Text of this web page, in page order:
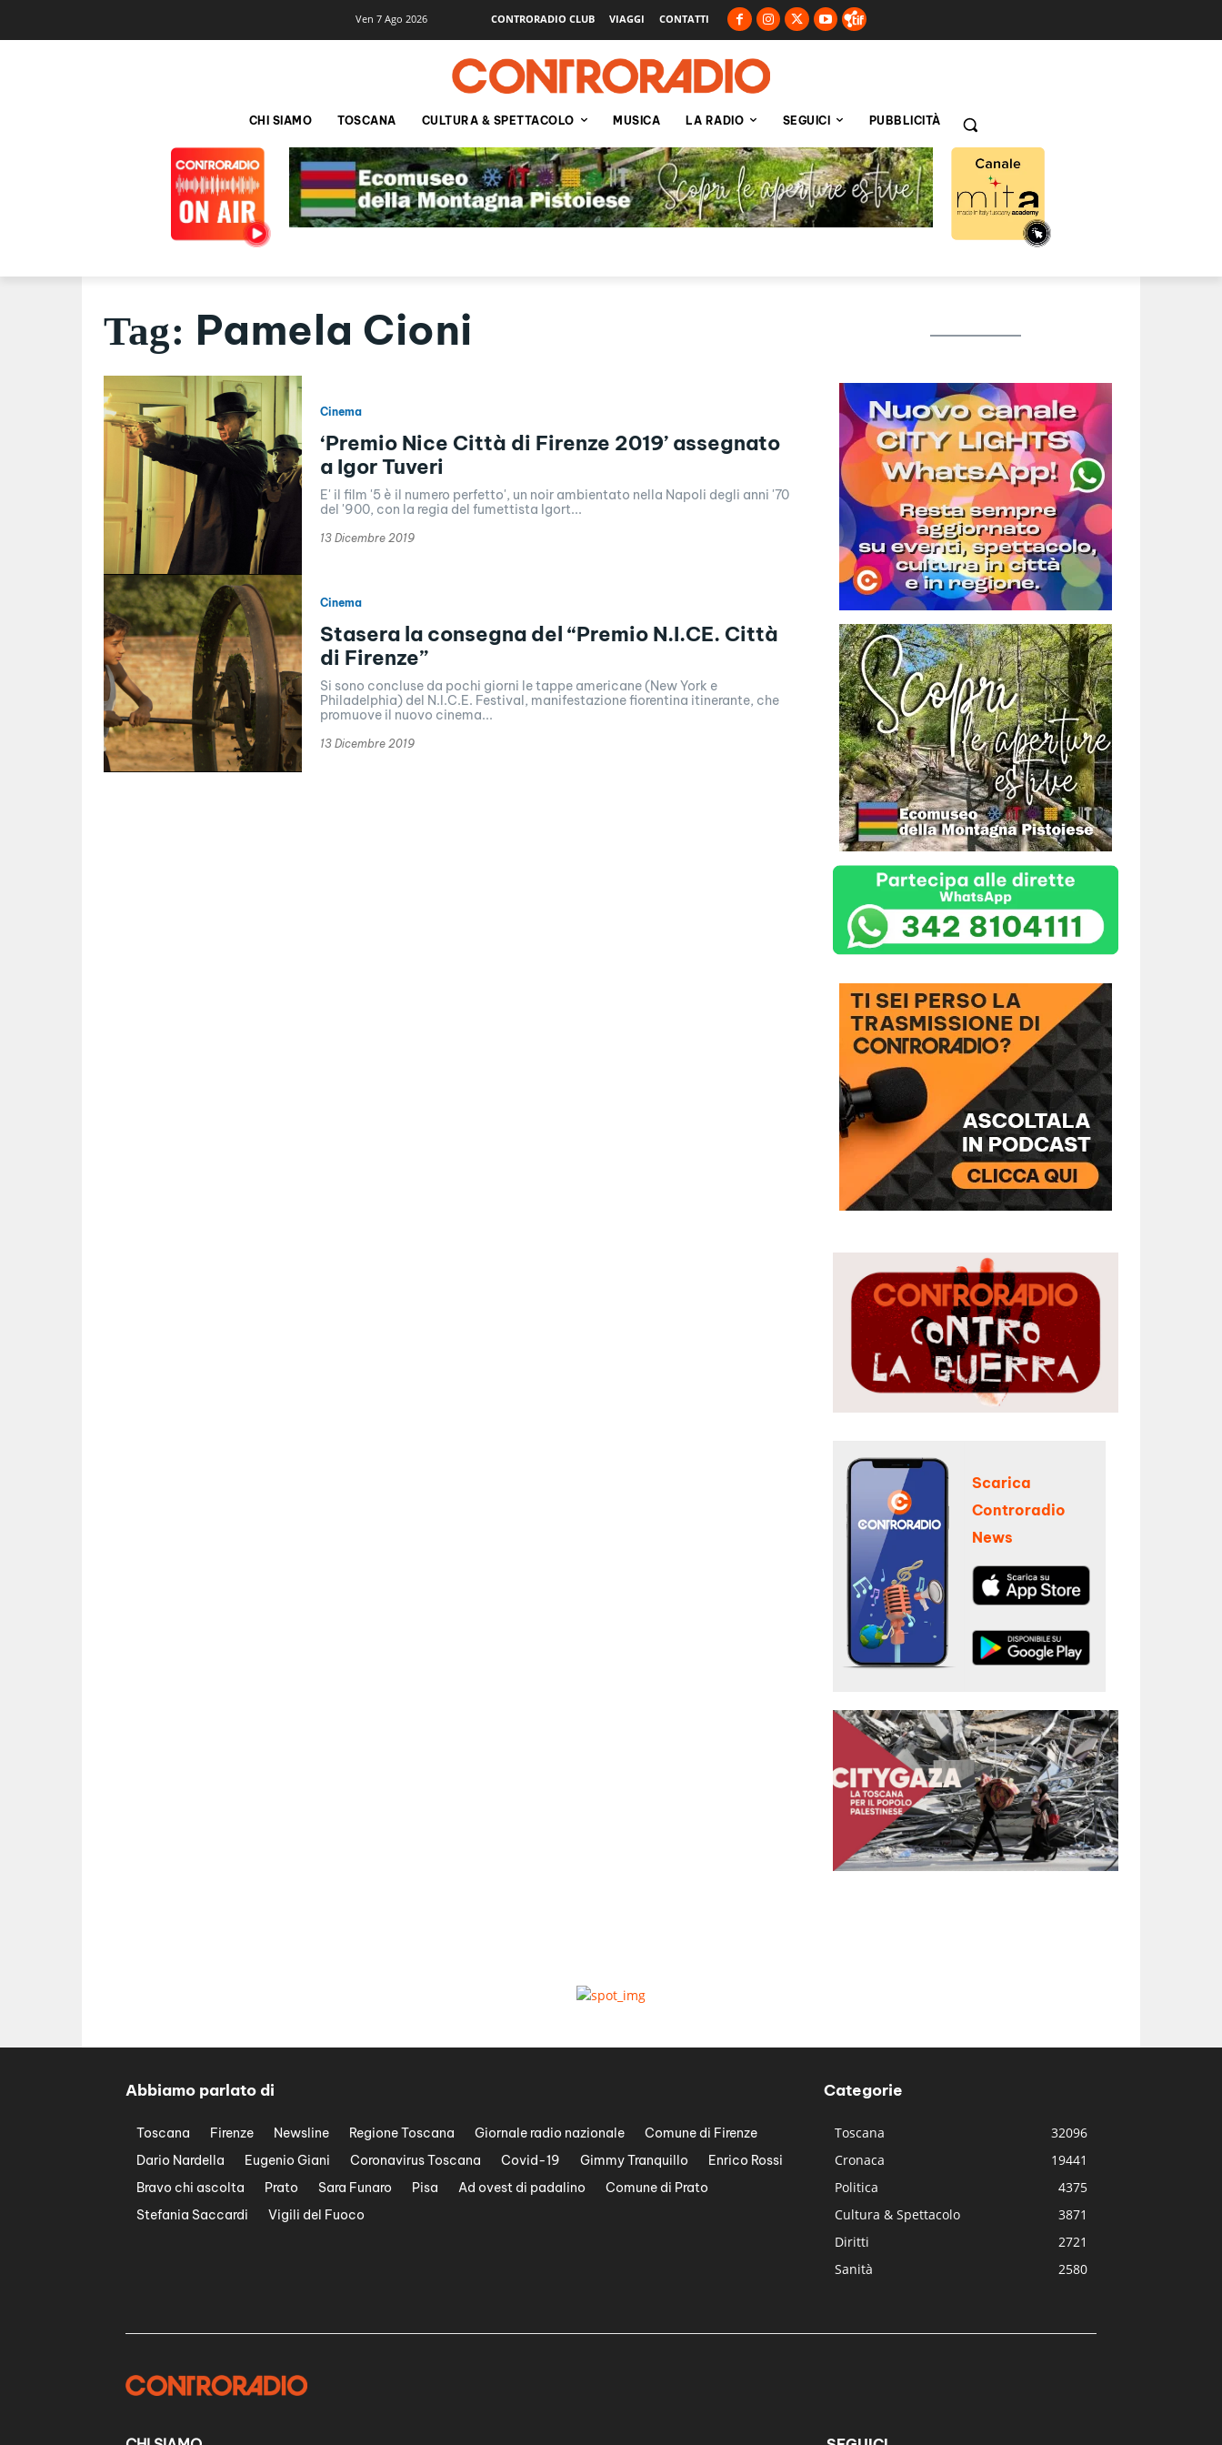
Ven 7 Ago 2026 CONTRORADIO CLUB VIAGGI CONTATTI
CHI SIAMO TOSCANA CULTURA & SPETTACOLO MUSICA LA RADIO SEGUICI PUBBLICITÀ
Tag: Pamela Cioni
Cinema
‘Premio Nice Città di Firenze 2019’ assegnato
a Igor Tuveri
E' il film '5 è il numero perfetto', un noir ambientato nella Napoli degli anni '70
del '900, con la regia del fumettista Igort...
13 Dicembre 2019
Cinema
Stasera la consegna del “Premio N.I.CE. Città
di Firenze”
Si sono concluse da pochi giorni le tappe americane (New York e
Philadelphia) del N.I.C.E. Festival, manifestazione fiorentina itinerante, che
promuove il nuovo cinema...
13 Dicembre 2019
Scarica
Controradio
News
Abbiamo parlato di
Toscana Firenze Newsline Regione Toscana Giornale radio nazionale
Comune di Firenze
Dario Nardella
Eugenio Giani Coronavirus Toscana Covid-19 Gimmy Tranquillo
Enrico Rossi
Bravo chi ascolta
Prato Sara Funaro Pisa Ad ovest di padalino
Comune di Prato
Stefania Saccardi
Vigili del Fuoco
Categorie
Toscana
32096
Cronaca
19441
Politica
4375
Cultura & Spettacolo
3871
Diritti
2721
Sanità
2580